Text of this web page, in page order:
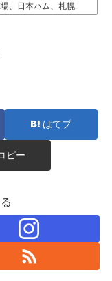
、日本ハム、札幌
はてブ
ピー